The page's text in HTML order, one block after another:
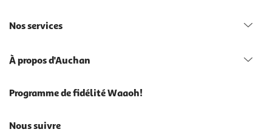
Nos services
À propos d'Auchan
Programme de fidélité Waaoh!
Nous suivre